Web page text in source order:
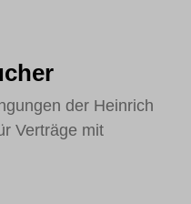
der Heinrich
Verträge mit